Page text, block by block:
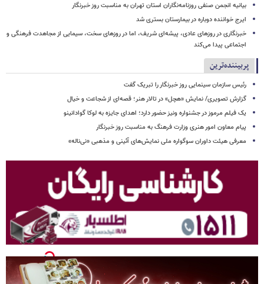
بیانیه انجمن صنفی روزنامه‌نگاران استان تهران به مناسبت روز خبرنگار
ایرج خواننده دوباره در بیمارستان بستری شد
خبرنگاری در روزهای عادی، پیشه‌ای شریف، اما در روزهای سخت، سیمایی از مجاهدت فرهنگی و
اجتماعی پیدا می‌کند
پربیننده‌ترین
رئیس سازمان سینمایی روز خبرنگار را تبریک گفت
گزارش تصویری/ نمایش «هچل» در تالار هنر؛ قصه‌ای از شجاعت و خیال
یک فیلم مرموز در جشنواره ونیز حضور دارد؛ اهدای جایزه به لوکا گوادانینو
پیام معاون امور هنری وزارت فرهنگ به مناسبت روز خبرنگار
معرفی هیئت داوران سوگواره ملی نمایش‌های آئینی و مذهبی «نی‌ناله»